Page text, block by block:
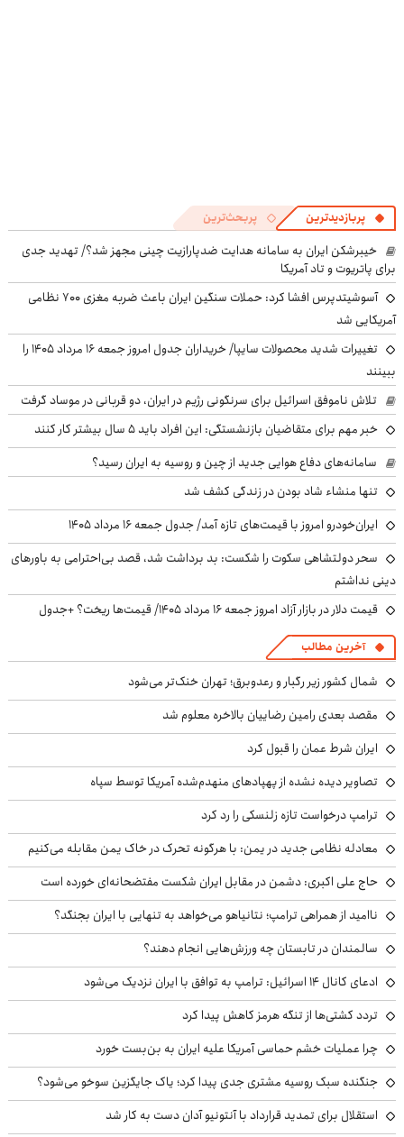
پربازدیدترین پربحث‌ترین
خیبرشکن ایران به سامانه هدایت ضدپارازیت چینی مجهز شد؟/ تهدید جدی
برای پاتریوت و تاد آمریکا
آسوشیتدپرس افشا کرد: حملات سنگین ایران باعث ضربه مغزی ۷۰۰ نظامی
آمریکایی شد
تغییرات شدید محصولات سایپا/ خریداران جدول امروز جمعه ۱۶ مرداد ۱۴۰۵ را
ببینند
تلاش ناموفق اسرائیل برای سرنگونی رژیم در ایران، دو قربانی در موساد گرفت
خبر مهم برای متقاضیان بازنشستگی: این افراد باید ۵ سال بیشتر کار کنند
سامانه‌های دفاع هوایی جدید از چین و روسیه به ایران رسید؟
تنها منشاء شاد بودن در زندگی کشف شد
ایران‌خودرو امروز با قیمت‌های تازه آمد/ جدول جمعه ۱۶ مرداد ۱۴۰۵
سحر دولتشاهی سکوت را شکست: بد برداشت شد، قصد بی‌احترامی به باورهای
دینی نداشتم
قیمت دلار در بازار آزاد امروز جمعه ۱۶ مرداد ۱۴۰۵/ قیمت‌ها ریخت؟ +جدول
آخرین مطالب
شمال کشور زیر رگبار و رعدوبرق؛ تهران خنک‌تر می‌شود
مقصد بعدی رامین رضاییان بالاخره معلوم شد
ایران شرط عمان را قبول کرد
تصاویر دیده نشده از پهپادهای منهدم‌شده آمریکا توسط سپاه
ترامپ درخواست تازه زلنسکی را رد کرد
معادله نظامی جدید در یمن: با هرگونه تحرک در خاک یمن مقابله می‌کنیم
حاج علی اکبری: دشمن در مقابل ایران شکست مفتضحانه‌ای خورده است
ناامید از همراهی ترامپ؛ نتانیاهو می‌خواهد به تنهایی با ایران بجنگد؟
سالمندان در تابستان چه ورزش‌هایی انجام دهند؟
ادعای کانال ۱۴ اسرائیل: ترامپ به توافق با ایران نزدیک می‌شود
تردد کشتی‌ها از تنگه هرمز کاهش پیدا کرد
چرا عملیات خشم حماسی آمریکا علیه ایران به بن‌بست خورد
جنگنده سبک روسیه مشتری جدی پیدا کرد؛ یاک جایگزین سوخو می‌شود؟
استقلال برای تمدید قرارداد با آنتونیو آدان دست به کار شد